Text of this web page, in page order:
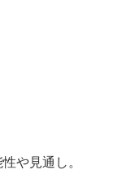
や見通し。